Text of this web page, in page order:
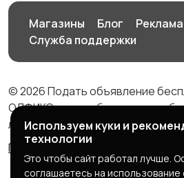
Магазины Блог
Реклама
Служба поддержки
© 2026 Подать объявление
ОЛФИКС - доска беспалтных
лиц и компаний
Правила сервиса
Используем куки и
технологии
Это чтобы сайт работал лучше.
соглашаетесь на использование